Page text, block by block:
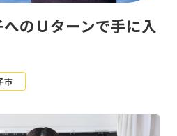
のＵターンで手に入
市